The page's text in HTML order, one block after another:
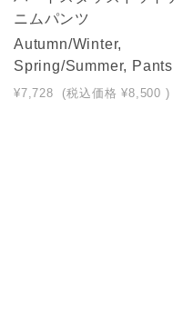
ニムパンツ
Autumn/Winter,
Spring/Summer, Pants
¥7,728 (税込価格 ¥8,500 )